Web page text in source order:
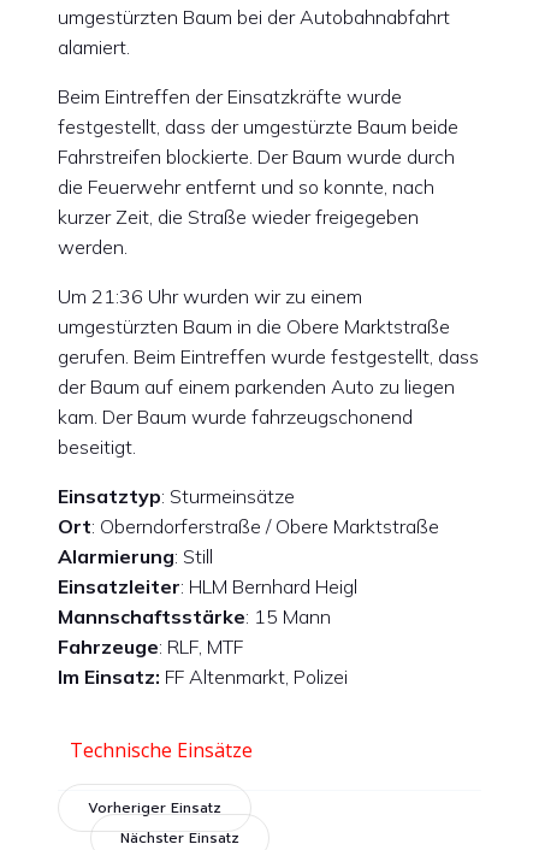
umgestürzten Baum bei der Autobahnabfahrt
alamiert.
Beim Eintreffen der Einsatzkräfte wurde
festgestellt, dass der umgestürzte Baum beide
Fahrstreifen blockierte. Der Baum wurde durch
die Feuerwehr entfernt und so konnte, nach
kurzer Zeit, die Straße wieder freigegeben
werden.
Um 21:36 Uhr wurden wir zu einem
umgestürzten Baum in die Obere Marktstraße
gerufen. Beim Eintreffen wurde festgestellt, dass
der Baum auf einem parkenden Auto zu liegen
kam. Der Baum wurde fahrzeugschonend
beseitigt.
Einsatztyp: Sturmeinsätze
Ort: Oberndorferstraße / Obere Marktstraße
Alarmierung: Still
Einsatzleiter: HLM Bernhard Heigl
Mannschaftsstärke: 15 Mann
Fahrzeuge: RLF, MTF
Im Einsatz: FF Altenmarkt, Polizei
Technische Einsätze
Vorheriger Einsatz
Nächster Einsatz